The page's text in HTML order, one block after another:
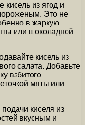
кисель из ягод и
Это не
в жаркую
или шоколадной
кисель из
салата. Добавьте
взбитого
мяты или
киселя из
вкусным и